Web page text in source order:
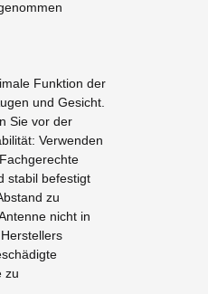
Funktion der
und Gesicht.
Sie vor der
Verwenden
stabil befestigt
zu
nicht in
zu